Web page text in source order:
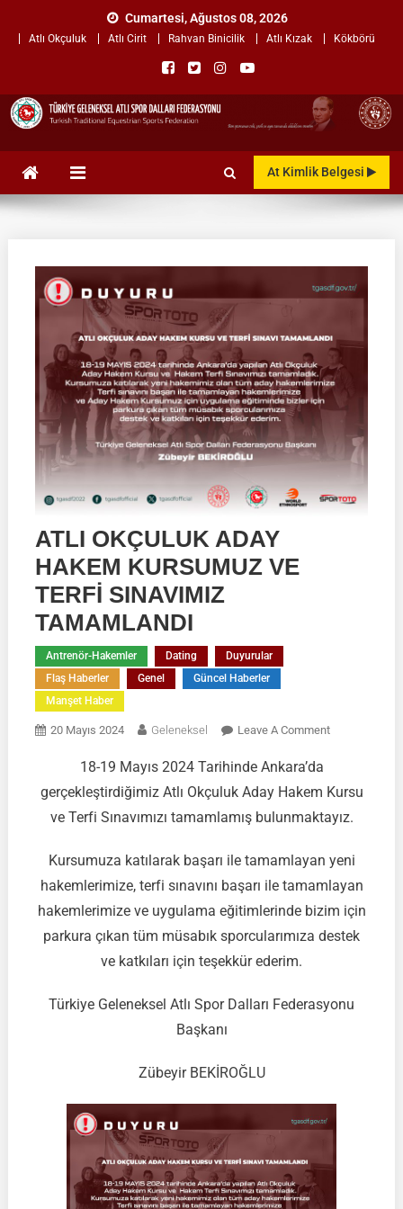
Cumartesi, Ağustos 08, 2026
Atlı Okçuluk Atlı Cirit Rahvan Binicilik Atlı Kızak Kökbörü
TÜRKİYE GELENEKSEL ATLI
SPOR DALLARIAt Kimlik Belgesi
ATLI OKÇULUK ADAY
HAKEM KURSUMUZ VE
TERFİ SINAVIMIZ
TAMAMLANDI
Antrenör-Hakemler Dating
Duyurular
Flaş Haberler
Genel
Güncel Haberler
Manşet Haber
20 Mayıs 2024 Geleneksel Leave A CommentOn
ADAY
HAKEM
SINAVIMIZ
TAMAMLANDI
18-19 Mayıs 2024 Tarihinde Ankara’da
gerçekleştirdiğimiz Atlı Okçuluk Aday Hakem Kursu
ve Terfi Sınavımızı tamamlamış bulunmaktayız.
Kursumuza katılarak başarı ile tamamlayan yeni
hakemlerimize, terfi sınavını başarı ile tamamlayan
hakemlerimize ve uygulama eğitimlerinde bizim için
parkura çıkan tüm müsabık sporcularımıza destek
ve katkıları için teşekkür ederim.
Türkiye Geleneksel Atlı Spor Dalları Federasyonu
Başkanı
Zübeyir BEKİROĞLU